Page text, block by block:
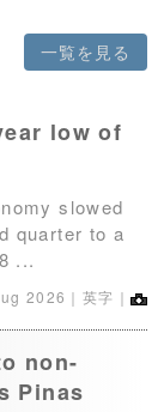
一覧を見る
low of
slowed
quarter to a
...
2026 ｜英字｜
non-
Pinas